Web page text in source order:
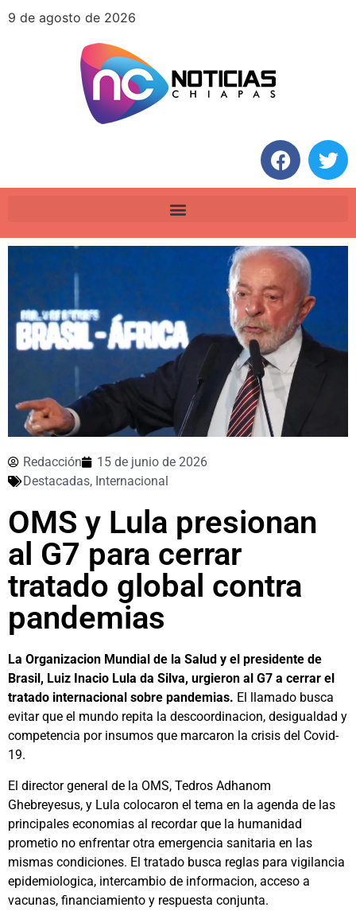
9 de agosto de 2026
Redacción
15 de junio de 2026
Destacadas, Internacional
OMS y Lula presionan
al G7 para cerrar
tratado global contra
pandemias
La Organizacion Mundial de la Salud y el presidente de
Brasil, Luiz Inacio Lula da Silva, urgieron al G7 a cerrar el
tratado internacional sobre pandemias. El llamado busca
evitar que el mundo repita la descoordinacion, desigualdad y
competencia por insumos que marcaron la crisis del Covid-
19.
El director general de la OMS, Tedros Adhanom
Ghebreyesus, y Lula colocaron el tema en la agenda de las
principales economias al recordar que la humanidad
prometio no enfrentar otra emergencia sanitaria en las
mismas condiciones. El tratado busca reglas para vigilancia
epidemiologica, intercambio de informacion, acceso a
vacunas, financiamiento y respuesta conjunta.